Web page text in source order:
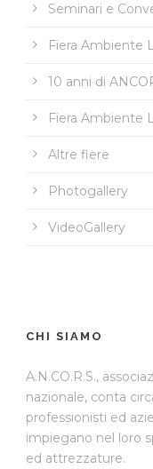
Seminari e
Fiera Ambiente
10 anni di
Fiera Ambiente
Altre fiere
Photogallery
VideoGallery
CHI SIAMO
A.N.CO.R.S.,
nazionale, conta
professionisti ed
impiegano nel loro
ed attrezzature.